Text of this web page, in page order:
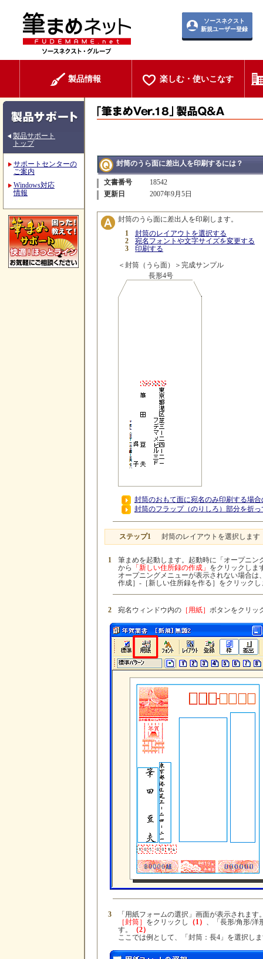
ソースネクスト
新規ユーザー登録
製品情報 楽しむ・使いこなす
製品サポート
トップ
サポートセンターの
ご案内
Windows対応
情報
封筒のうら面に差出人を印刷するには？
文書番号
18542
更新日
2007年9月5日
封筒のうら面に差出人を印刷します。
1
封筒のレイアウトを選択する
2
宛名フォントや文字サイズを変更する
3
印刷する
＜封筒（うら面）＞完成サンプル
長形4号
封筒のおもて面に宛名のみ印刷する場
封筒のフラップ（のりしろ）部分を折
ステップ1 封筒のレイアウトを選択します
1
筆まめを起動します。起動時に「オープニ
から
「新しい住所録の作成」 をクリックしま
オープニングメニューが表示されない場合
作成］-［新しい住所録を作る］をクリックし
2 宛名ウィンドウ内の ［用紙］ ボタンをクリッ
3
「用紙フォームの選択」画面が表示されます
［封筒］ をクリックし （1） 、「長形/角形/洋
す。
（2）
ここでは例として、「封筒：長4」を選択し